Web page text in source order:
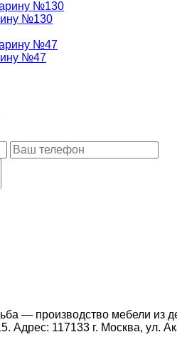
№130
№47
— производство мебели из
Адрес: 117133 г. Москва, ул.